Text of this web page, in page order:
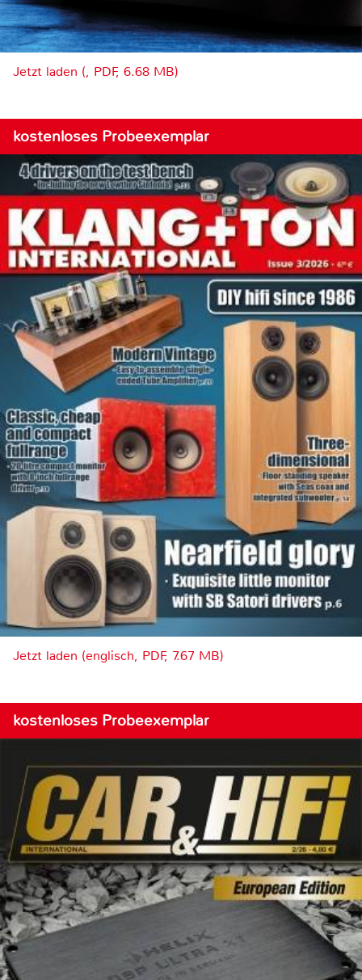
Jetzt laden (, PDF, 6.68 MB)
kostenloses Probeexemplar
Jetzt laden (englisch, PDF, 7.67 MB)
kostenloses Probeexemplar